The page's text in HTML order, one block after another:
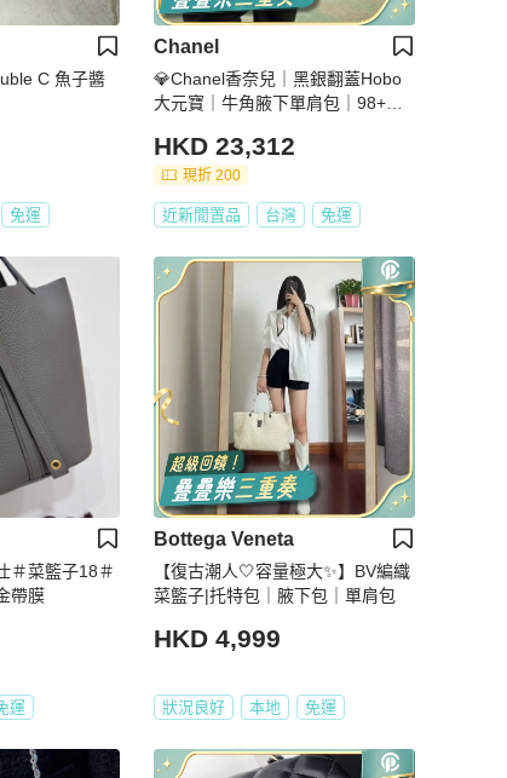
C 魚子醬
免運
Chanel
💎Chanel香奈兒｜黑銀翻蓋Hobo
大元寶｜牛角腋下單肩包｜98+新
HKD 23,312
現折 200
近新閒置品 台灣 免運
＃菜籃子18＃
帶膜
運
Bottega Veneta
【復古潮人🤍容量極大✨】BV編織
菜籃子|托特包｜腋下包｜單肩包
HKD 4,999
狀況良好 本地 免運